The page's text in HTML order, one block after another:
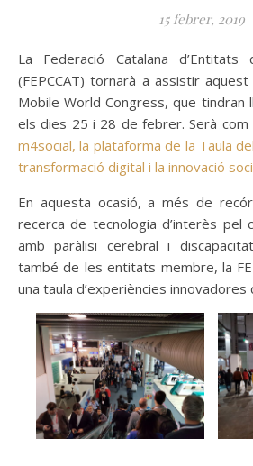
15 febrer, 2019
La Federació Catalana d’Entitats de Paràlisi Cerebral
(FEPCCAT) tornarà a assistir
Mobile World Congress, que tindran
els dies 25 i 28 de febrer. Serà
m4social, la plataforma de la Taula
transformació digital i la innovació
En aquesta ocasió, a més de
recerca de tecnologia d’interès pel
amb paràlisi cerebral i
també de les entitats membre, la
una taula d’experiències innovadores